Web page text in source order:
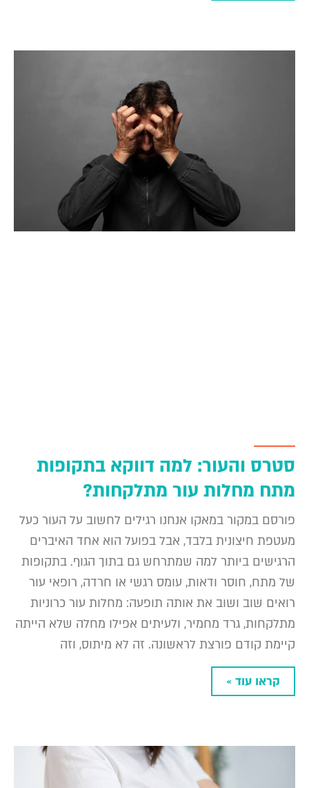
סטרס והעור: למה דווקא בתקופות
מתח מחלות עור מתלקחות?
פורסם במקור במאקו אנחנו רגילים לחשוב על העור כעל
מעטפת חיצונית בלבד, אבל בפועל הוא אחד האיברים
הרגישים ביותר למה שמתרחש גם בתוך הגוף. בתקופות
של מתח, חוסר ודאות, עומס רגשי או חרדה, רופאי עור
רואים שוב ושוב את אותה תופעה: מחלות עור כרוניות
מתלקחות, גרד מחמיר, ולעיתים אפילו מחלה שלא הייתה
קיימת קודם פורצת לראשונה. זה לא מיתוס, וזה
קראו עוד »